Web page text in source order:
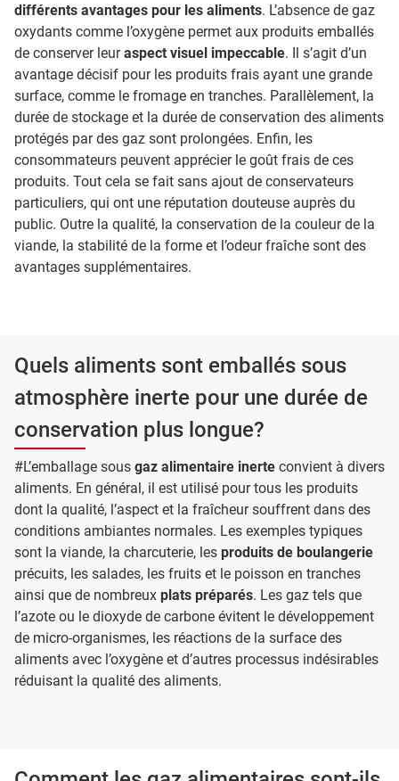
différents avantages pour les aliments. L’absence de gaz
oxydants comme l’oxygène permet aux produits emballés
de conserver leuraspect visuel impeccable. Il s’agit d’un
avantage décisif pour les produits frais ayant une grande
surface, comme le fromage en tranches. Parallèlement, la
durée de stockage et la durée de conservation des aliments
protégés par des gaz sont prolongées. Enfin, les
consommateurs peuvent apprécier le goût frais de ces
produits. Tout cela se fait sans ajout de conservateurs
particuliers, qui ont une réputation douteuse auprès du
public. Outre la qualité, la conservation de la couleur de la
viande, la stabilité de la forme et l’odeur fraîche sont des
avantages supplémentaires.
Quels aliments sont emballés sous
atmosphère inerte pour une durée de
conservation plus longue?
#L’emballage sous gaz alimentaire inerte convient à divers
aliments. En général, il est utilisé pour tous les produits
dont la qualité, l’aspect et la fraîcheur souffrent dans des
conditions ambiantes normales. Les exemples typiques
sont la viande, la charcuterie, les produits de boulangerie
précuits, les salades, les fruits et le poisson en tranches
ainsi que de nombreux plats préparés. Les gaz tels que
l’azote ou le dioxyde de carbone évitent le développement
de micro-organismes, les réactions de la surface des
aliments avec l’oxygène et d’autres processus indésirables
réduisant la qualité des aliments.